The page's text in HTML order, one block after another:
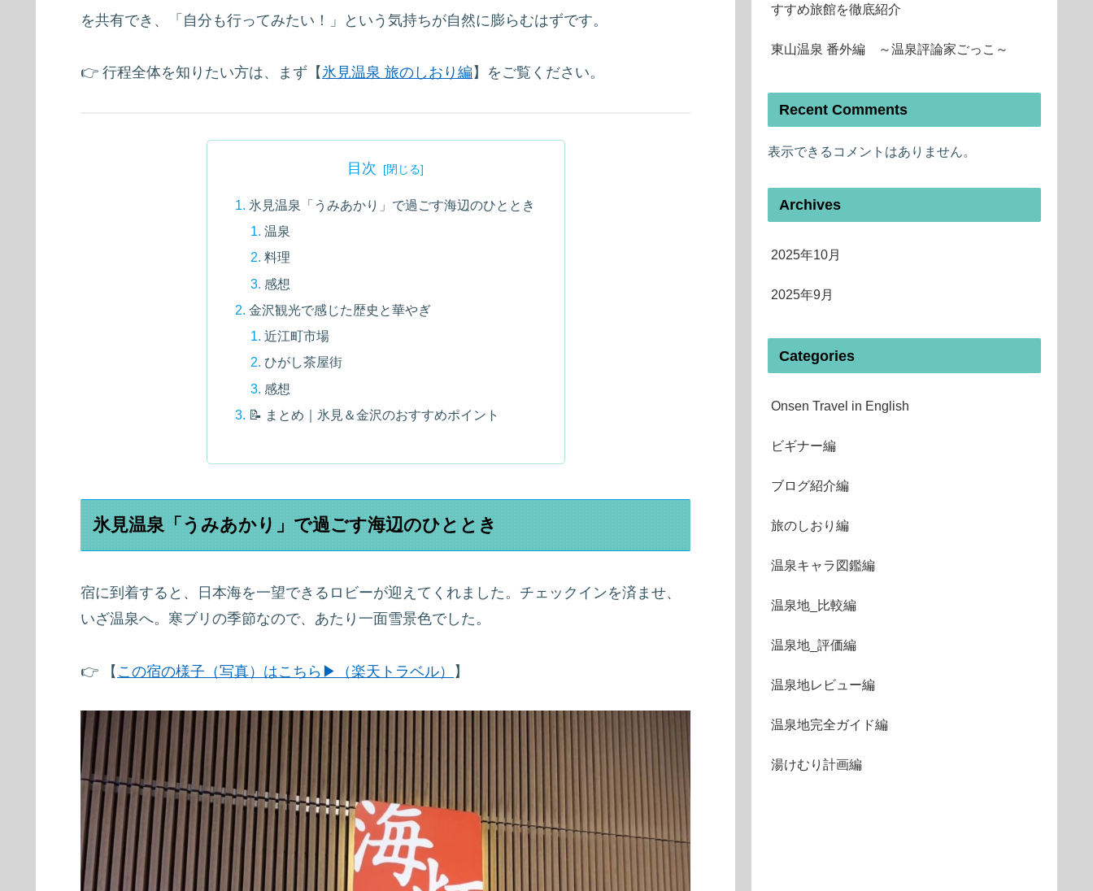
を共有でき、「自分も行ってみたい！」という気持ちが自然に膨らむはずです。
👉 行程全体を知りたい方は、まず【氷見温泉 旅のしおり編 】をご覧ください。
目次
氷見温泉「うみあかり」で過ごす海辺のひととき
温泉
料理
感想
金沢観光で感じた歴史と華やぎ
近江町市場
ひがし茶屋街
感想
📝 まとめ｜氷見＆金沢のおすすめポイント
氷見温泉「うみあかり」で過ごす海辺のひととき
宿に到着すると、日本海を一望できるロビーが迎えてくれました。チェックインを済ませ、
いざ温泉へ。寒ブリの季節なので、あたり一面雪景色でした。
👉 【 この宿の様子（写真）はこちら▶（楽天トラベル） 】
すすめ旅館を徹底紹介
東山温泉 番外編 ～温泉評論家ごっこ～
Recent Comments
表示できるコメントはありません。
Archives
2025年10月
2025年9月
Categories
Onsen Travel in English
ビギナー編
ブログ紹介編
旅のしおり編
温泉キャラ図鑑編
温泉地_比較編
温泉地_評価編
温泉地レビュー編
温泉地完全ガイド編
湯けむり計画編